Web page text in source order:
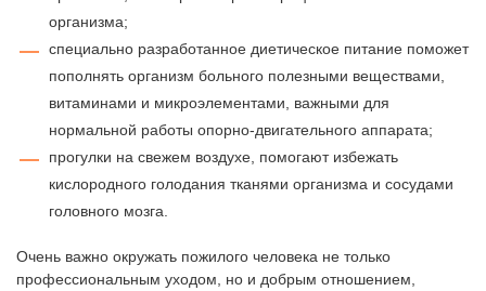
организма;
специально разработанное диетическое питание поможет
пополнять организм больного полезными веществами,
витаминами и микроэлементами, важными для
нормальной работы опорно-двигательного аппарата;
прогулки на свежем воздухе, помогают избежать
кислородного голодания тканями организма и сосудами
головного мозга.
Очень важно окружать пожилого человека не только
профессиональным уходом, но и добрым отношением,